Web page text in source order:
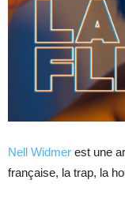
Nell Widmer est une
française, la trap, la